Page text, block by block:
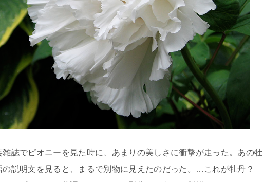
誌でピオニーを見た時に、あまりの美しさに衝撃が走った。あの牡
の説明文を見ると、まるで別物に見えたのだった。…これが牡丹？